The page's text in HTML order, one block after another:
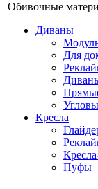
Обивочные
Диваны
Для
Кресла
Пуфы